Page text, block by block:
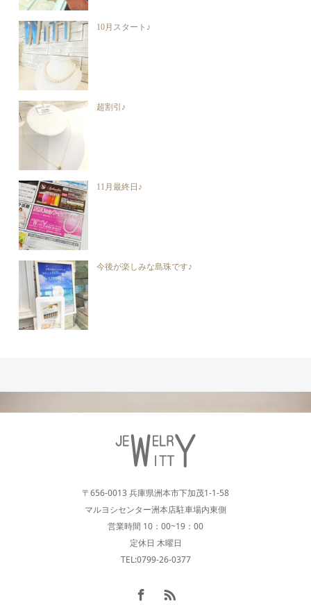
10月スタート♪
超割引♪
11月最終日♪
今後が楽しみな島珠です♪
〒656-0013 兵庫県洲本市下加茂1-1-58
マルヨシセンター洲本店駐車場内東側
営業時間 10：00~19：00
定休日 木曜日
TEL:0799-26-0377